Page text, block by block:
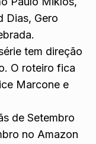
Dias, Gero
tem direção
O roteiro fica
Marcone e
de Setembro
no Amazon